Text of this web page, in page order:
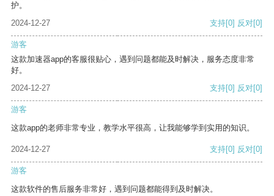
护。
2024-12-27
支持[0] 反对[0]
游客
这款加速器app的客服很贴心，遇到问题都能及时解决，服务态度非常
好。
2024-12-27
支持[0] 反对[0]
游客
这款app的老师非常专业，教学水平很高，让我能够学到实用的知识。
2024-12-27 支持[0] 反对[0]
游客
这款软件的售后服务非常好，遇到问题都能得到及时解决。